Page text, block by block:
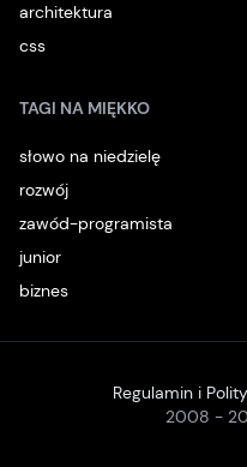
architektura
css
TAGI NA MIĘKKO
słowo na niedzielę
rozwój
zawód-programista
junior
biznes
2008 -
Regulamin i